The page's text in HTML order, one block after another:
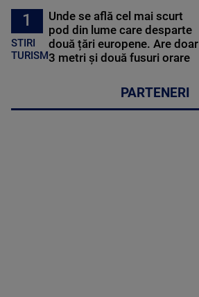
1
STIRI
TURISM
Unde se află cel mai scurt
pod din lume care desparte
două țări europene. Are doar
3 metri și două fusuri orare
PARTENERI